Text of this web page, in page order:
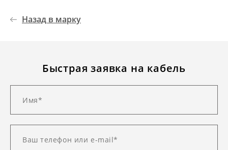
Назад в марку
Быстрая заявка на кабель